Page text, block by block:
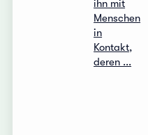
ihn mit
Menschen
in
Kontakt,
deren ...